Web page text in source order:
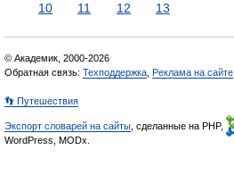
10
11 12 13
© Академик, 2000-2026
Обратная связь: Техподдержка Реклама на сайте
👣 Путешествия
Экспорт словарей на сайты , сделанные на PHP,
WordPress, MODx.